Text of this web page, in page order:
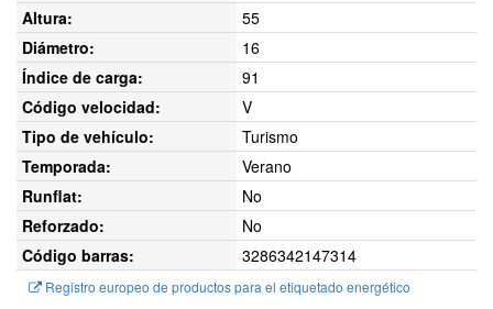
Altura:
55
Diámetro:
16
Índice de carga:
91
Código velocidad:
V
Tipo de vehículo:
Turismo
Temporada:
Verano
Runflat:
No
Reforzado:
No
Código barras:
3286342147314
Registro europeo de productos para el etiquetado energético